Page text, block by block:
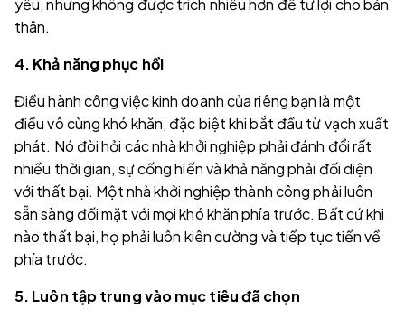
yếu, nhưng không được trích nhiều hơn để tư lợi cho bản
thân.
4. Khả năng phục hồi
Điều hành công việc kinh doanh của riêng bạn là một
điều vô cùng khó khăn, đặc biệt khi bắt đầu từ vạch xuất
phát. Nó đòi hỏi các nhà khởi nghiệp phải đánh đổi rất
nhiều thời gian, sự cống hiến và khả năng phải đối diện
với thất bại. Một nhà khởi nghiệp thành công phải luôn
sẵn sàng đối mặt với mọi khó khăn phía trước. Bất cứ khi
nào thất bại, họ phải luôn kiên cường và tiếp tục tiến về
phía trước.
5. Luôn tập trung vào mục tiêu đã chọn